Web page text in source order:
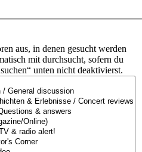
aus, in denen gesucht werden
mit durchsucht, sofern du
unten nicht deaktivierst.